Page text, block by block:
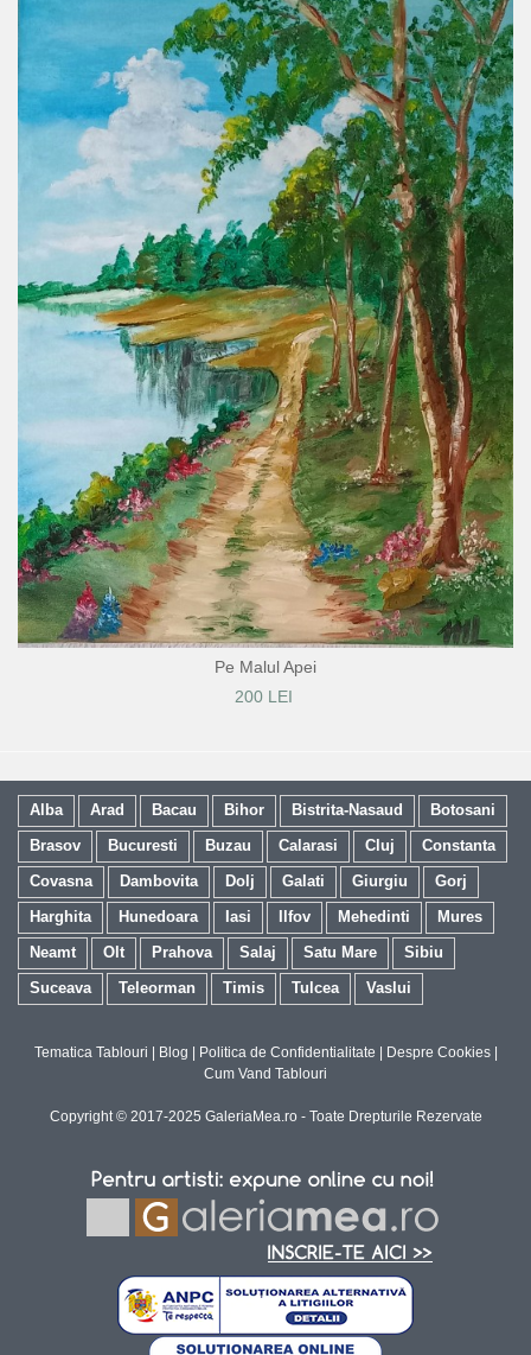
Pe Malul Apei
200 LEI
Alba Arad Bacau Bihor Bistrita-Nasaud
Botosani
Brasov
Bucuresti Buzau Calarasi Cluj
Constanta
Covasna
Dambovita Dolj Galati Giurgiu
Gorj
Harghita
Hunedoara Iasi Ilfov Mehedinti
Mures
Neamt
Olt Prahova Salaj Satu Mare
Sibiu
Suceava
Teleorman Timis Tulcea Vaslui
Tematica Tablouri Blog Politica de Confidentialitate Despre Cookies|
Cum Vand Tablouri
Copyright © 2017-2025 GaleriaMea.ro - Toate Drepturile Rezervate